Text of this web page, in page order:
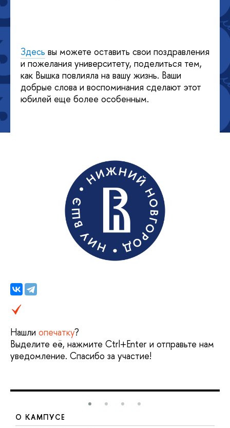
Здесь вы можете оставить свои поздравления
и пожелания университету, поделиться тем,
как Вышка повлияла на вашу жизнь. Ваши
добрые слова и воспоминания сделают этот
юбилей еще более особенным.
Нашли опечатку?
Выделите её, нажмите Ctrl+Enter и отправьте нам
уведомление. Спасибо за участие!
О КАМПУСЕ